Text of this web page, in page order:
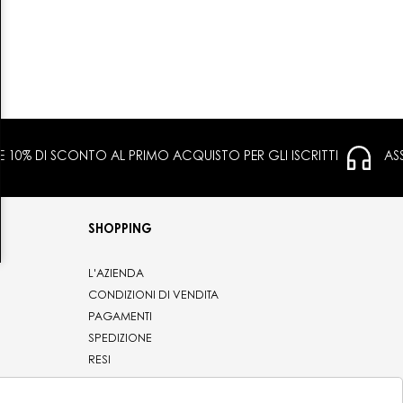
E 10% DI SCONTO AL PRIMO ACQUISTO PER GLI ISCRITTI
SHOPPING
L'AZIENDA
CONDIZIONI DI VENDITA
PAGAMENTI
SPEDIZIONE
RESI